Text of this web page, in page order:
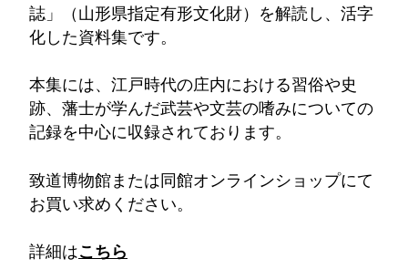
誌」（山形県指定有形文化財）を解読し、活字
化した資料集です。
本集には、江戸時代の庄内における習俗や史
跡、藩士が学んだ武芸や文芸の嗜みについての
記録を中心に収録されております。
致道博物館または同館オンラインショップにて
お買い求めください。
詳細はこちら